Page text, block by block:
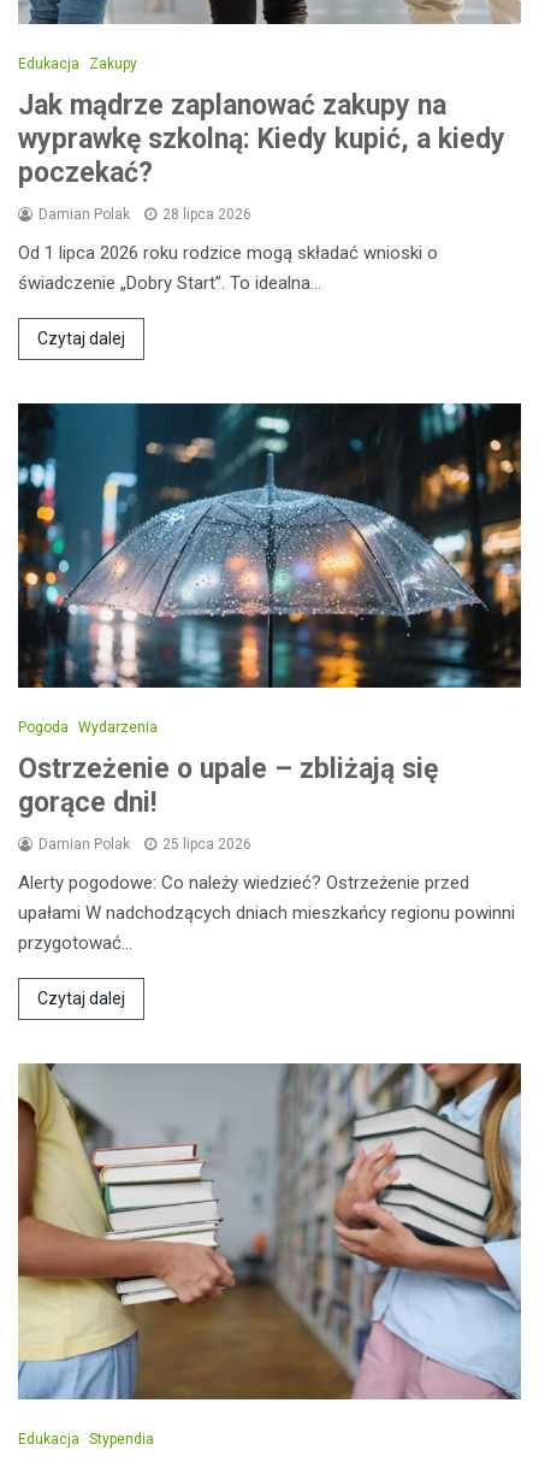
Edukacja Zakupy
Jak mądrze zaplanować zakupy na
wyprawkę szkolną: Kiedy kupić, a kiedy
poczekać?
Damian Polak 28 lipca 2026
Od 1 lipca 2026 roku rodzice mogą składać wnioski o
świadczenie „Dobry Start”. To idealna…
Czytaj dalej
Pogoda Wydarzenia
Ostrzeżenie o upale – zbliżają się
gorące dni!
Damian Polak 25 lipca 2026
Alerty pogodowe: Co należy wiedzieć? Ostrzeżenie przed
upałami W nadchodzących dniach mieszkańcy regionu powinni
przygotować…
Czytaj dalej
Edukacja Stypendia